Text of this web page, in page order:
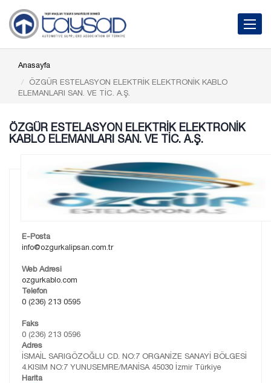
Toggle
Anasayfa
ÖZGÜR ESTELASYON ELEKTRİK ELEKTRONİK KABLO
ELEMANLARI SAN. VE TİC. A.Ş.
ÖZGÜR ESTELASYON ELEKTRİK ELEKTRONİK
KABLO ELEMANLARI SAN. VE TİC. A.Ş.
E-Posta
info@ozgurkalipsan.com.tr
Web Adresi
ozgurkablo.com
Telefon
0 (236) 213 0595
Faks
0 (236) 213 0596
Adres
İSMAİL SARIGÖZOĞLU CD. NO:7 ORGANİZE SANAYİ BÖLGESİ
4.KISIM NO:7 YUNUSEMRE/MANİSA 45030 İzmir Türkiye
Harita